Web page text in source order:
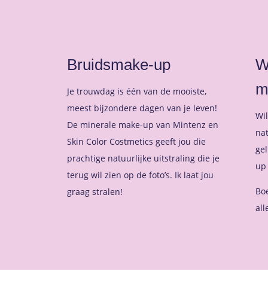
Bruidsmake-up
Je trouwdag is één van de mooiste,
meest bijzondere dagen van je leven!
De minerale make-up van Mintenz en
Skin Color Costmetics geeft jou die
prachtige natuurlijke uitstraling die je
terug wil zien op de foto’s. Ik laat jou
graag stralen!
up